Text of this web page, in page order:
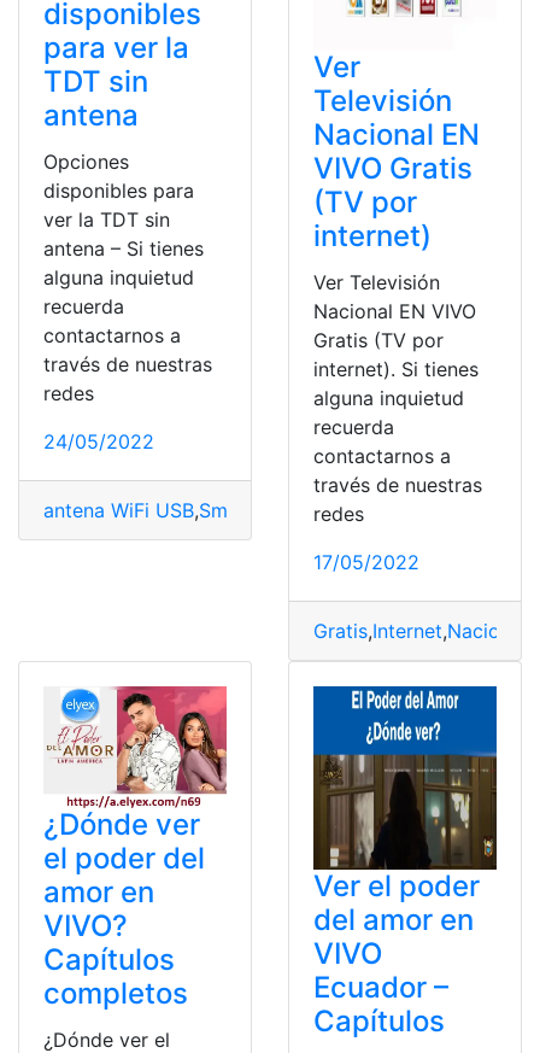
disponibles
para ver la
TDT sin
antena
Opciones
disponibles para
ver la TDT sin
antena – Si tienes
alguna inquietud
recuerda
contactarnos a
través de nuestras
redes
24/05/2022
antena WiFi USB,Smart TV TDT,TV,
Ver
Televisión
Nacional EN
VIVO Gratis
(TV por
internet)
Ver Televisión
Nacional EN VIVO
Gratis (TV por
internet). Si tienes
alguna inquietud
recuerda
contactarnos a
través de nuestras
redes
17/05/2022
Gratis,Internet,Nacional
¿Dónde ver
el poder del
amor en
VIVO?
Capítulos
completos
¿Dónde ver el
Ver el poder
del amor en
VIVO
Ecuador –
Capítulos